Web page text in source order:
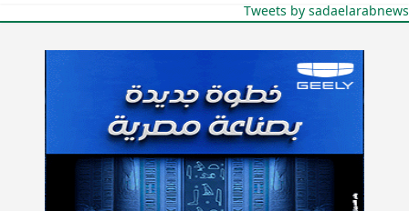
Tweets by sadaelarabnews